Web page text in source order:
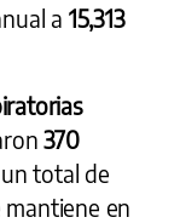
a 15,313
370
total de
en